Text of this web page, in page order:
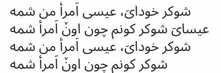
شوکر خودایَ، عیسی اَمرأ من شمه
عیسایَ شوکر کونم چون اونٚ اَمرأ شمه
شوکر خودایَ، عیسی اَمرأ من شمه
شوکر کونم چون اونٚ اَمرأ شمه